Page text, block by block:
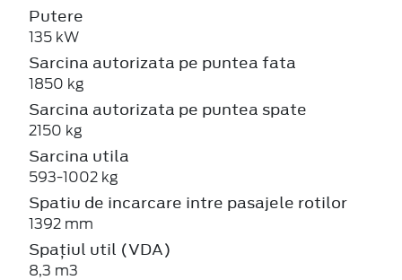
Putere
135 kW
Sarcina autorizata pe puntea fata
1850 kg
Sarcina autorizata pe puntea spate
2150 kg
Sarcina utila
593-1002 kg
Spatiu de incarcare intre pasajele rotilor
1392 mm
Spațiul util (VDA)
8,3 m3